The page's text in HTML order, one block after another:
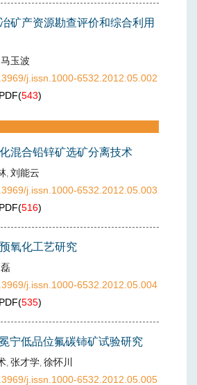
矿产资源勘查评价和综合利用
马玉波
j.issn.1000-6532.2012.05.002
PDF(543)
混合铅锌矿选矿分离技术
, 刘能云
j.issn.1000-6532.2012.05.003
PDF(516)
氧化工艺研究
j.issn.1000-6532.2012.05.004
PDF(535)
宁低品位氟碳铈矿试验研究
, 张才学, 徐怀川
j.issn.1000-6532.2012.05.005